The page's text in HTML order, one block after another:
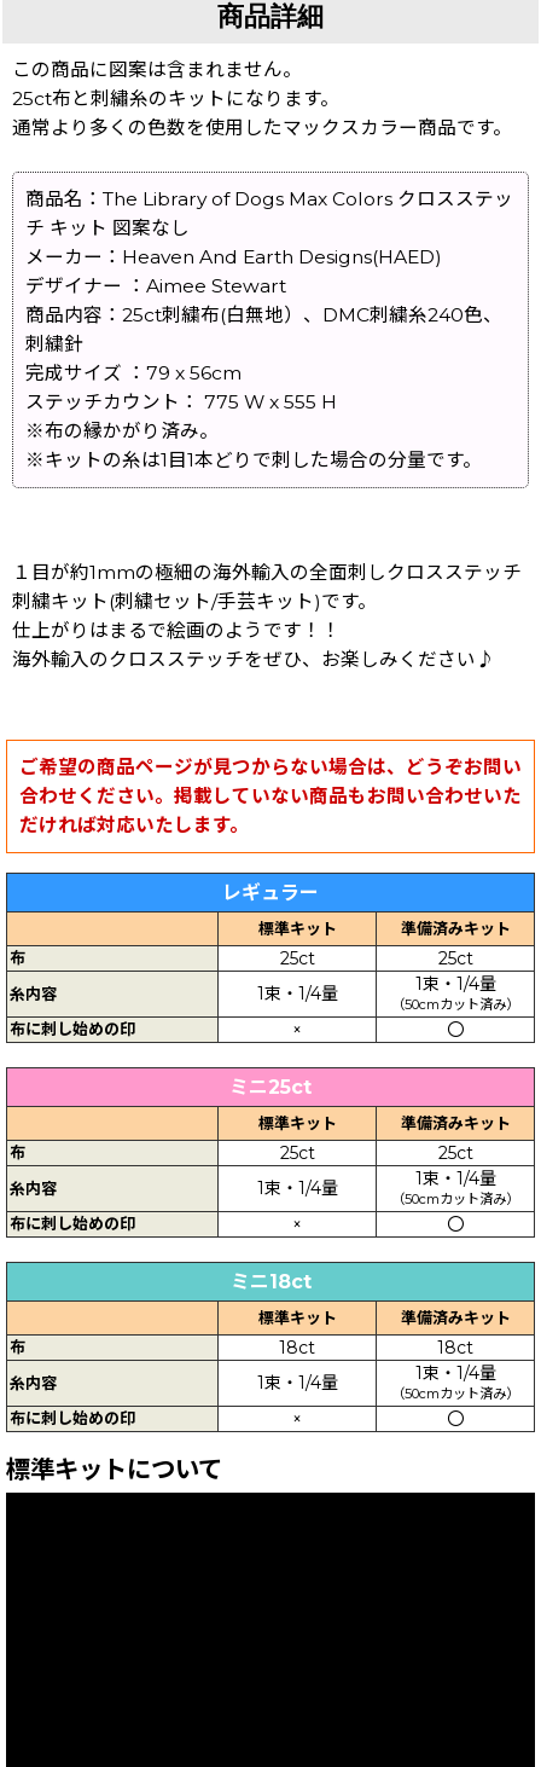
商品詳細
この商品に図案は含まれません。
25ct布と刺繡糸のキットになります。
通常より多くの色数を使用したマックスカラー商品です。
商品名：The Library of Dogs Max Colors クロスステッ
チ キット 図案なし
メーカー：Heaven And Earth Designs(HAED)
デザイナー ：Aimee Stewart
商品内容：25ct刺繍布(白無地）、DMC刺繍糸240色、
刺繍針
完成サイズ ：79 x 56cm
ステッチカウント： 775 W x 555 H
※布の縁かがり済み。
※キットの糸は1目1本どりで刺した場合の分量です。
１目が約1mmの極細の海外輸入の全面刺しクロスステッチ
刺繍キット(刺繍セット/手芸キット)です。
仕上がりはまるで絵画のようです！！
海外輸入のクロスステッチをぜひ、お楽しみください♪
ご希望の商品ページが見つからない場合は、どうぞお問い
合わせください。掲載していない商品もお問い合わせいた
だければ対応いたします。
レギュラー
標準キット
準備済みキット
布
25ct 25ct
糸内容 1束・1/4量 1束・1/4量
（50cmカット済み）
布に刺し始めの印 × 〇
ミニ25ct
標準キット
準備済みキット
布
25ct 25ct
糸内容 1束・1/4量 1束・1/4量
（50cmカット済み）
布に刺し始めの印 × 〇
ミニ18ct
標準キット
準備済みキット
布
18ct 18ct
糸内容 1束・1/4量 1束・1/4量
（50cmカット済み）
布に刺し始めの印 × 〇
標準キットについて